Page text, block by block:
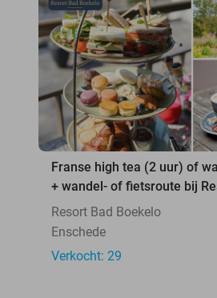
Franse high tea (2 uur) of
+ wandel- of fietsroute bij
Boekelo
Resort Bad Boekelo
Enschede
Verkocht: 29